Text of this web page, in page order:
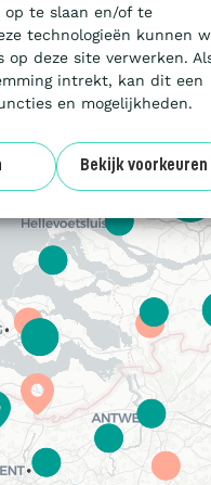
op te slaan en/of te
technologieën kunnen
op deze site verwerken.
intrekt, kan dit een
en mogelijkheden.
Bekijk voorkeuren